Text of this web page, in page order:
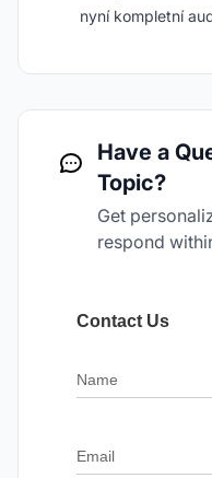
nyní kompletní
Have a
Topic?
Get
respond